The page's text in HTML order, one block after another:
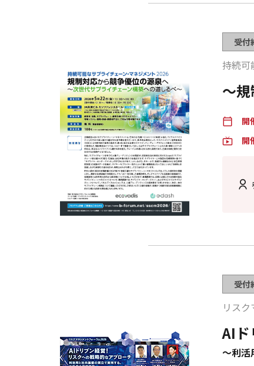
受付
持続可
〜
calendar_today 開
live_tv 開
受付
リス
AIド
～利活